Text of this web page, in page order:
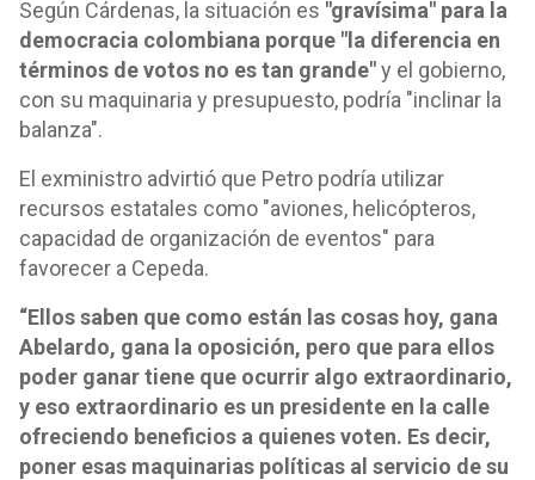
Según Cárdenas, la situación es "gravísima" para la
democracia colombiana porque "la diferencia en
términos de votos no es tan grande"y el gobierno,
con su maquinaria y presupuesto, podría "inclinar la
balanza".
El exministro advirtió que Petro podría utilizar
recursos estatales como "aviones, helicópteros,
capacidad de organización de eventos" para
favorecer a Cepeda.
“Ellos saben que como están las cosas hoy, gana
Abelardo, gana la oposición, pero que para ellos
poder ganar tiene que ocurrir algo extraordinario,
y eso extraordinario es un presidente en la calle
ofreciendo beneficios a quienes voten. Es decir,
poner esas maquinarias políticas al servicio de su